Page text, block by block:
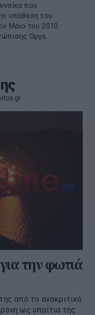
που
υπόθεση του
Μάιο του 2010.
Οργα...
την φωτιά
από το ανακριτικό
ως υπαίτια της